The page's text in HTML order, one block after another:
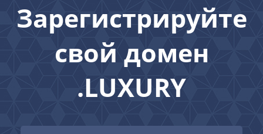
Зарегистрируйте
свой домен
.LUXURY